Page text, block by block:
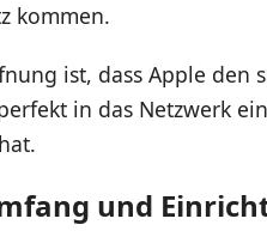
kommen.
ist, dass Apple den
in das Netzwerk
und